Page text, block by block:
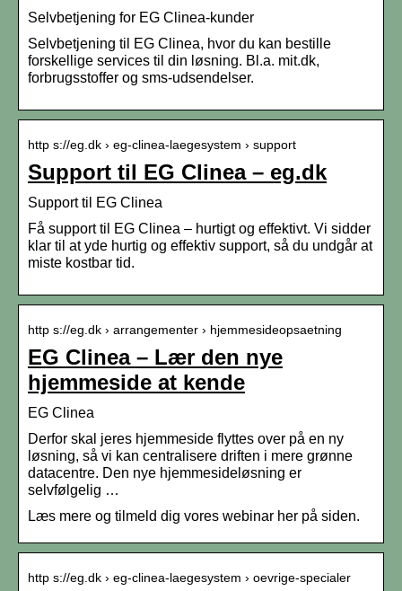
Selvbetjening for EG Clinea-kunder
Selvbetjening til EG Clinea, hvor du kan bestille
forskellige services til din løsning. Bl.a. mit.dk,
forbrugsstoffer og sms-udsendelser.
http s://eg.dk › eg-clinea-laegesystem › support
Support til EG Clinea – eg.dk
Support til EG Clinea
Få support til EG Clinea – hurtigt og effektivt. Vi sidder
klar til at yde hurtig og effektiv support, så du undgår at
miste kostbar tid.
http s://eg.dk › arrangementer › hjemmesideopsaetning
EG Clinea – Lær den nye
hjemmeside at kende
EG Clinea
Derfor skal jeres hjemmeside flyttes over på en ny
løsning, så vi kan centralisere driften i mere grønne
datacentre. Den nye hjemmesideløsning er
selvfølgelig …
Læs mere og tilmeld dig vores webinar her på siden.
http s://eg.dk › eg-clinea-laegesystem › oevrige-specialer